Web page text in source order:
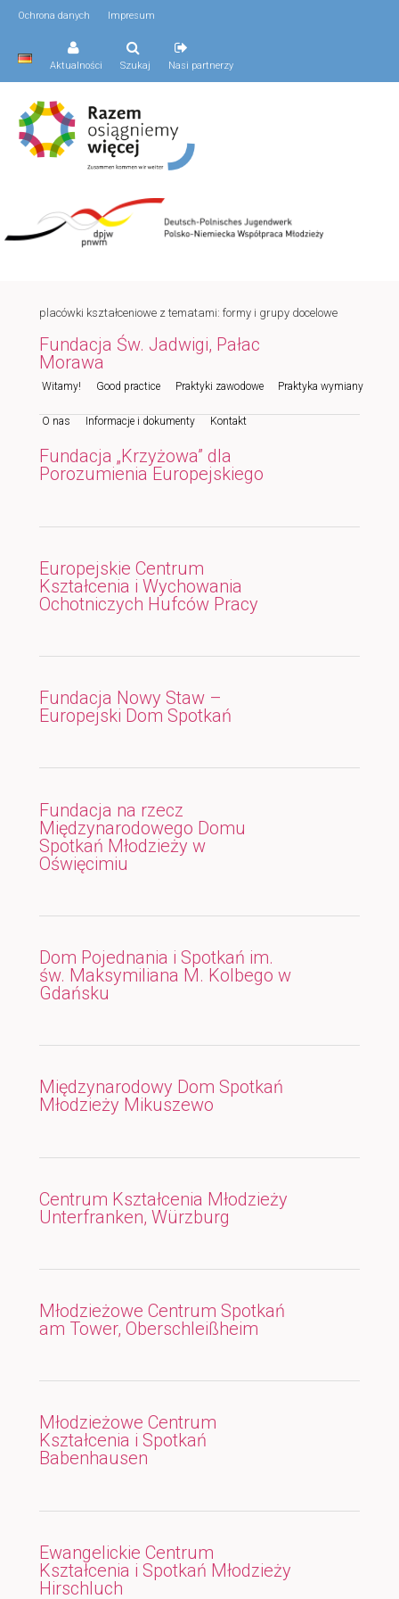
Ochrona danych Impresum
Aktualności Szukaj Nasi partnerzy
Przeskocz
do
tekstu
Przeskocz
do
widgetów
Witamy! Good practice Praktyki zawodowe Praktyka wymiany
O nas Informacje i dokumenty Kontakt
placówki kształceniowe z tematami: formy i grupy docelowe
Fundacja Św. Jadwigi, Pałac
Morawa
Fundacja „Krzyżowa” dla
Porozumienia Europejskiego
Europejskie Centrum
Kształcenia i Wychowania
Ochotniczych Hufców Pracy
Fundacja Nowy Staw –
Europejski Dom Spotkań
Fundacja na rzecz
Międzynarodowego Domu
Spotkań Młodzieży w
Oświęcimiu
Dom Pojednania i Spotkań im.
św. Maksymiliana M. Kolbego w
Gdańsku
Międzynarodowy Dom Spotkań
Młodzieży Mikuszewo
Centrum Kształcenia Młodzieży
Unterfranken, Würzburg
Młodzieżowe Centrum Spotkań
am Tower, Oberschleißheim
Młodzieżowe Centrum
Kształcenia i Spotkań
Babenhausen
Ewangelickie Centrum
Kształcenia i Spotkań Młodzieży
Hirschluch